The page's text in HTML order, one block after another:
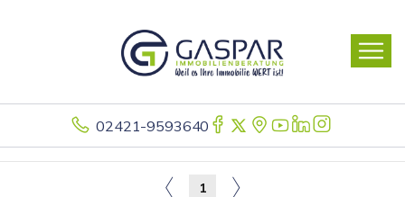
02421-9593640
1